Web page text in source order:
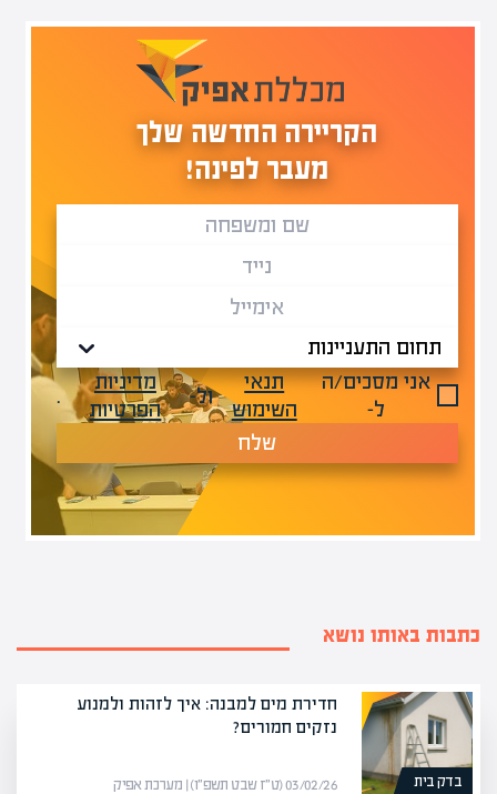
הקריירה החדשה שלך
מעבר לפינה!
אני מסכים/ה
ל-
תנאי
השימוש
ול-
מדיניות
הפרטיות
.
שלח
כתבות באותו נושא
בדק בית
חדירת מים למבנה: איך לזהות ולמנוע
נזקים חמורים?
03/02/26 (ט״ז שבט תשפ״ו) | מערכת אפיק